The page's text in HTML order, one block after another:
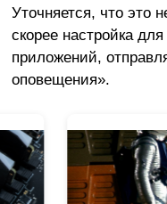
Уточняется, что это
скорее настройка
приложений,
оповещения».